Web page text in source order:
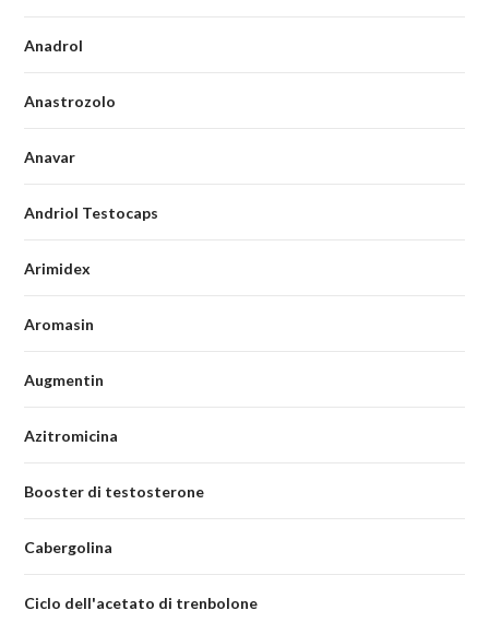
Anadrol
Anastrozolo
Anavar
Andriol Testocaps
Arimidex
Aromasin
Augmentin
Azitromicina
Booster di testosterone
Cabergolina
Ciclo dell'acetato di trenbolone